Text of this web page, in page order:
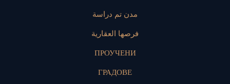
مدن تم دراسة
فرصها العقارية
ПРОУЧЕНИ
ГРАДОВЕ